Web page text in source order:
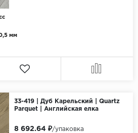
мм
33-419 | Дуб Карельский | Quartz
Parquet | Английская елка
8 692.64 ₽/упаковка